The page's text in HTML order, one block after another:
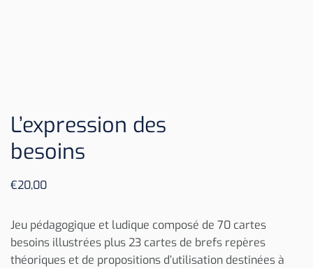
L’expression des
besoins
€20,00
Jeu pédagogique et ludique composé de 70 cartes
besoins illustrées plus 23 cartes de brefs repères
théoriques et de propositions d’utilisation destinées à